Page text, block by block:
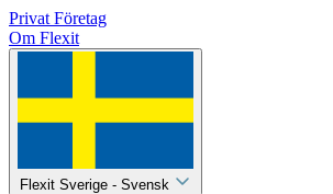
Privat Företag
Om Flexit
Flexit Sverige - Svensk